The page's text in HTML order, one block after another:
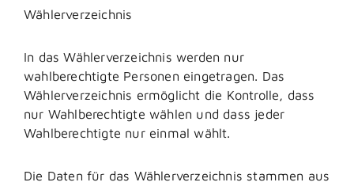
Wählerverzeichnis
In das Wählerverzeichnis werden nur
wahlberechtigte Personen eingetragen. Das
Wählerverzeichnis ermöglicht die Kontrolle, dass
nur Wahlberechtigte wählen und dass jeder
Wahlberechtigte nur einmal wählt.
Die Daten für das Wählerverzeichnis stammen aus